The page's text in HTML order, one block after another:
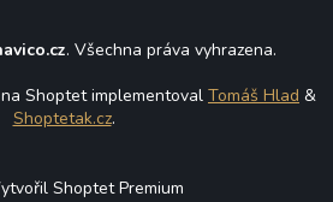
. Všechna práva vyhrazena.
Shoptet implementoval Tomáš Hlad &
Shoptetak.cz.
Shoptet Premium